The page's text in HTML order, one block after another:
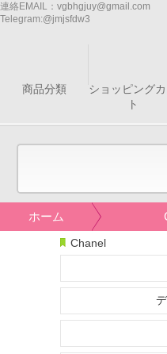
連絡EMAIL： vgbhgjuy@gmail.com
Telegram:@jmjsfdw3
商品分類
ショッピング
ト
ホーム
Chanel